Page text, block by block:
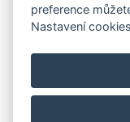
preference
Nastavení